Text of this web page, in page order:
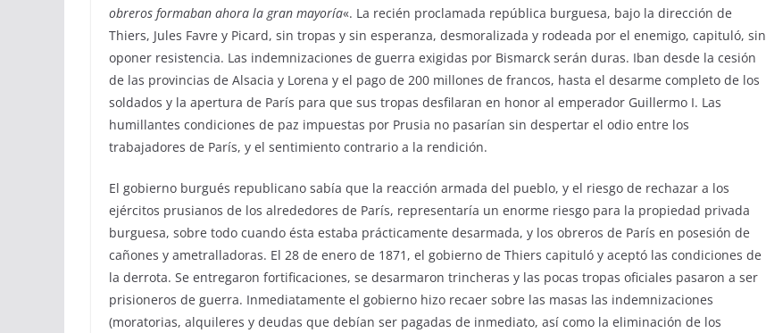
obreros formaban ahora la gran mayoría«. La recién proclamada república burguesa, bajo la dirección de
Thiers, Jules Favre y Picard, sin tropas y sin esperanza, desmoralizada y rodeada por el enemigo, capituló, sin
oponer resistencia. Las indemnizaciones de guerra exigidas por Bismarck serán duras. Iban desde la cesión
de las provincias de Alsacia y Lorena y el pago de 200 millones de francos, hasta el desarme completo de los
soldados y la apertura de París para que sus tropas desfilaran en honor al emperador Guillermo I. Las
humillantes condiciones de paz impuestas por Prusia no pasarían sin despertar el odio entre los
trabajadores de París, y el sentimiento contrario a la rendición.
El gobierno burgués republicano sabía que la reacción armada del pueblo, y el riesgo de rechazar a los
ejércitos prusianos de los alrededores de París, representaría un enorme riesgo para la propiedad privada
burguesa, sobre todo cuando ésta estaba prácticamente desarmada, y los obreros de París en posesión de
cañones y ametralladoras. El 28 de enero de 1871, el gobierno de Thiers capituló y aceptó las condiciones de
la derrota. Se entregaron fortificaciones, se desarmaron trincheras y las pocas tropas oficiales pasaron a ser
prisioneros de guerra. Inmediatamente el gobierno hizo recaer sobre las masas las indemnizaciones
(moratorias, alquileres y deudas que debían ser pagadas de inmediato, así como la eliminación de los